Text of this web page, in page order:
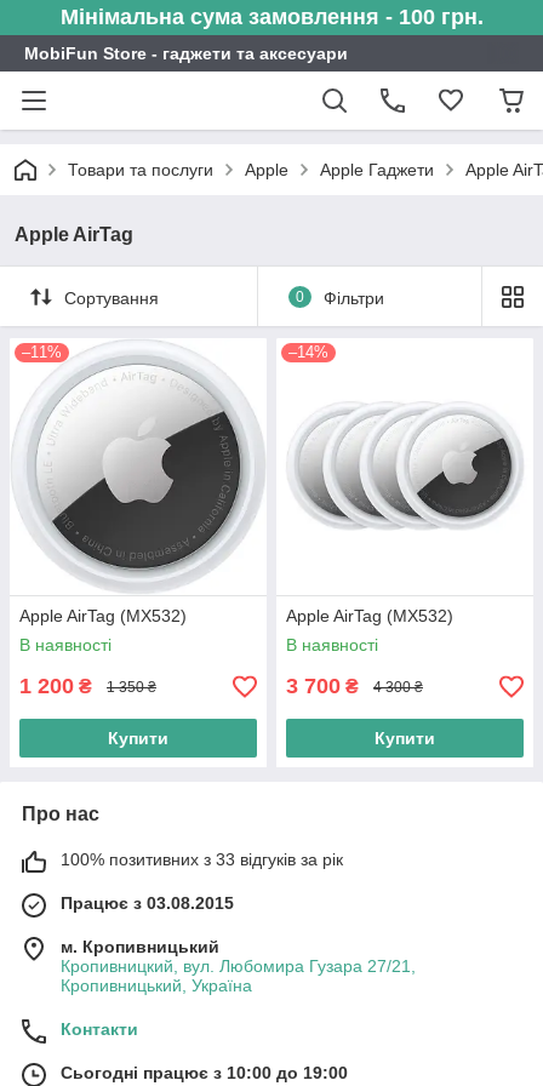
Мінімальна сума замовлення - 100 грн.
MobiFun Store - гаджети та аксесуари
Товари та послуги Apple Apple Гаджети Apple
Apple AirTag
Сортування 0 Фільтри
–11%
Apple AirTag (MX532)
В наявності
1 200 ₴ 1 350 ₴
Купити
–14%
Apple AirTag (MX532)
В наявності
3 700 ₴ 4 300 ₴
Купити
Про нас
100% позитивних з 33 відгуків за рік
Працює з 03.08.2015
м. Кропивницький
Кропивницкий, вул. Любомира Гузара 27/21,
Кропивницький, Україна
Контакти
Сьогодні працює з 10:00 до 19:00